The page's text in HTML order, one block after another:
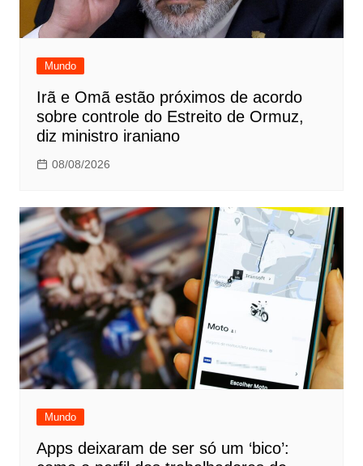
Mundo
Irã e Omã estão próximos de acordo
sobre controle do Estreito de Ormuz,
diz ministro iraniano
08/08/2026
Mundo
Apps deixaram de ser só um ‘bico’: